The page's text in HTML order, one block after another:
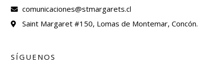
comunicaciones@stmargarets.cl
Saint Margaret #150, Lomas de Montemar, Concón.
SÍGUENOS